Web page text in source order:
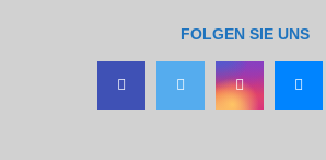
FOLGEN SIE UNS